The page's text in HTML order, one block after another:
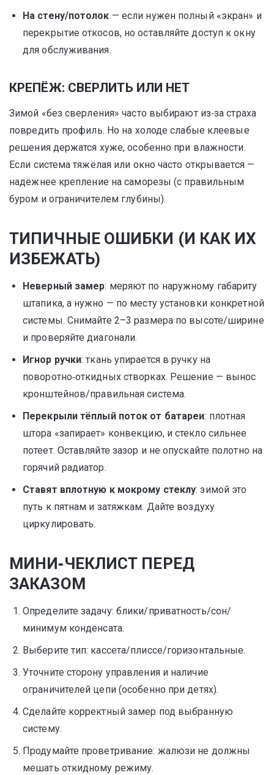
На стену/потолок — если нужен полный «экран» и
перекрытие откосов, но оставляйте доступ к окну
для обслуживания.
КРЕПЁЖ: СВЕРЛИТЬ ИЛИ НЕТ
Зимой «без сверления» часто выбирают из‑за страха
повредить профиль. Но на холоде слабые клеевые
решения держатся хуже, особенно при влажности.
Если система тяжёлая или окно часто открывается —
надёжнее крепление на саморезы (с правильным
буром и ограничителем глубины).
ТИПИЧНЫЕ ОШИБКИ (И КАК ИХ
ИЗБЕЖАТЬ)
Неверный замер: меряют по наружному габариту
штапика, а нужно — по месту установки конкретной
системы. Снимайте 2–3 размера по высоте/ширине
и проверяйте диагонали.
Игнор ручки: ткань упирается в ручку на
поворотно‑откидных створках. Решение — вынос
кронштейнов/правильная система.
Перекрыли тёплый поток от батареи: плотная
штора «запирает» конвекцию, и стекло сильнее
потеет. Оставляйте зазор и не опускайте полотно на
горячий радиатор.
Ставят вплотную к мокрому стеклу: зимой это
путь к пятнам и затяжкам. Дайте воздуху
циркулировать.
МИНИ‑ЧЕКЛИСТ ПЕРЕД
ЗАКАЗОМ
Определите задачу: блики/приватность/сон/
минимум конденсата.
Выберите тип: кассета/плиссе/горизонтальные.
Уточните сторону управления и наличие
ограничителей цепи (особенно при детях).
Сделайте корректный замер под выбранную
систему.
Продумайте проветривание: жалюзи не должны
мешать откидному режиму.